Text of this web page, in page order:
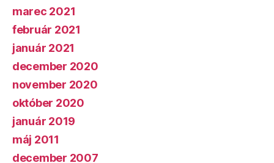
marec 2021
február 2021
január 2021
december 2020
november 2020
október 2020
január 2019
máj 2011
december 2007